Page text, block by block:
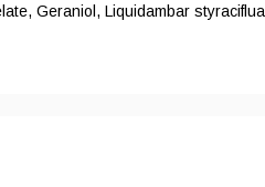
Geraniol, Liquidambar